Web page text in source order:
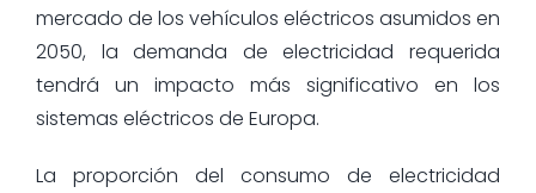
mercado de los vehículos eléctricos asumidos en
2050, la demanda de electricidad requerida
tendrá un impacto más significativo en los
sistemas eléctricos de Europa.
La proporción del consumo de electricidad